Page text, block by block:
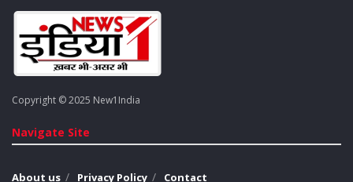
Copyright © 2025 New1India
Navigate Site
About us Privacy Policy Contact